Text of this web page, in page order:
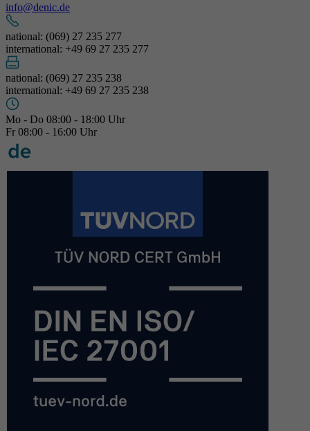
info@denic.de
national: (069) 27 235 277
international: +49 69 27 235 277
national: (069) 27 235 238
international: +49 69 27 235 238
Mo - Do 08:00 - 18:00 Uhr
Fr 08:00 - 16:00 Uhr